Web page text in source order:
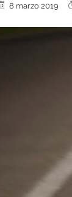
8 marzo 2019